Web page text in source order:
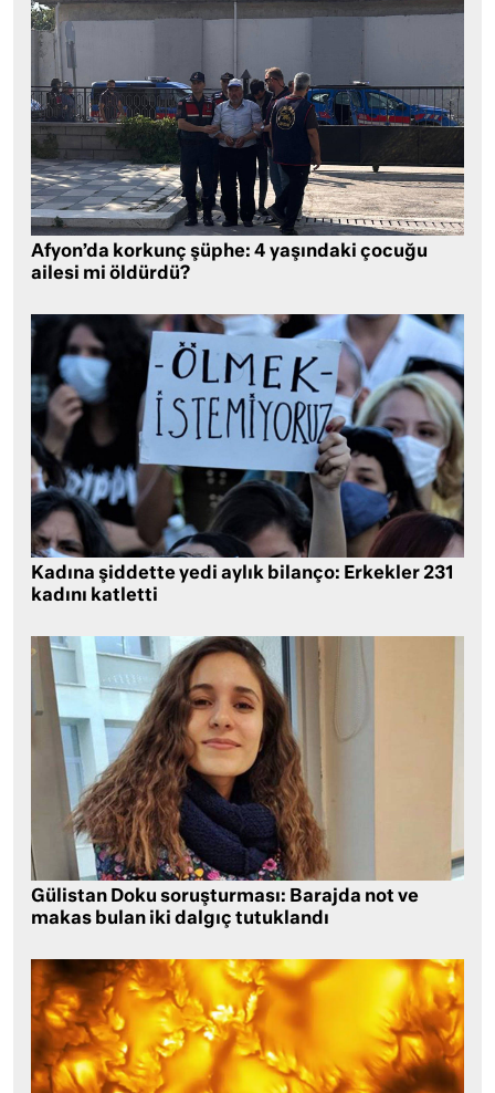
Afyon’da korkunç şüphe: 4 yaşındaki çocuğu
ailesi mi öldürdü?
Kadına şiddette yedi aylık bilanço: Erkekler 231
kadını katletti
Gülistan Doku soruşturması: Barajda not ve
makas bulan iki dalgıç tutuklandı